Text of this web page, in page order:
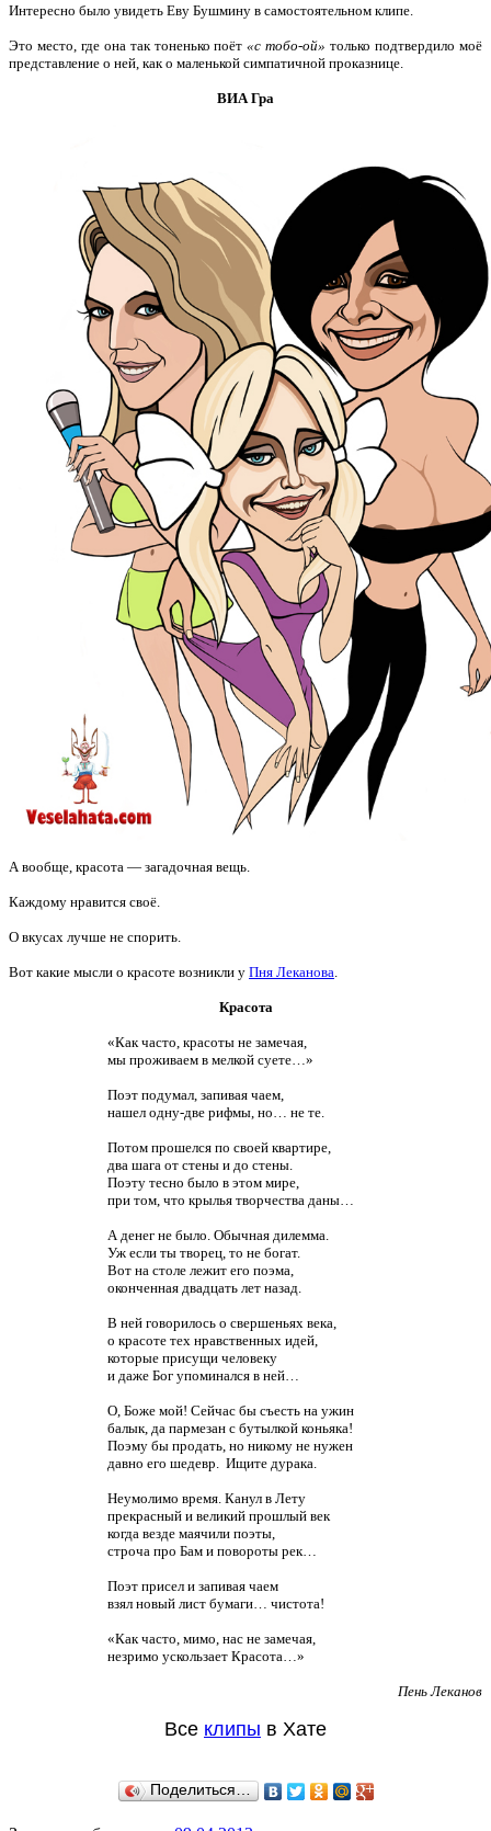
Интересно было увидеть Еву Бушмину в самостоятельном клипе.
Это место, где она так тоненько поёт«с тобо-ой» только подтвердило моё
представление о ней, как о маленькой симпатичной проказнице.
ВИА Гра
А вообще, красота — загадочная вещь.
Каждому нравится своё.
О вкусах лучше не спорить.
Вот какие мысли о красоте возникли у Пня Леканова
Красота
«Как часто, красоты не замечая,
мы проживаем в мелкой суете…»
Поэт подумал, запивая чаем,
нашел одну-две рифмы, но… не те.
Потом прошелся по своей квартире,
два шага от стены и до стены.
Поэту тесно было в этом мире,
при том, что крылья творчества даны…
А денег не было. Обычная дилемма.
Уж если ты творец, то не богат.
Вот на столе лежит его поэма,
оконченная двадцать лет назад.
В ней говорилось о свершеньях века,
о красоте тех нравственных идей,
которые присущи человеку
и даже Бог упоминался в ней…
О, Боже мой! Сейчас бы съесть на ужин
балык, да пармезан с бутылкой коньяка!
Поэму бы продать, но никому не нужен
давно его шедевр. Ищите дурака.
Неумолимо время. Канул в Лету
прекрасный и великий прошлый век
когда везде маячили поэты,
строча про Бам и повороты рек…
Поэт присел и запивая чаем
взял новый лист бумаги… чистота!
«Как часто, мимо, нас не замечая,
незримо ускользает Красота…»
Пень Леканов
Все клипы в Хате
Поделиться…